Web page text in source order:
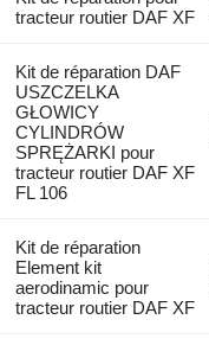
tracteur routier DAF XF
Kit de réparation DAF
USZCZELKA
GŁOWICY
CYLINDRÓW
SPRĘŻARKI pour
tracteur routier DAF XF
FL 106
Kit de réparation
Element kit
aerodinamic pour
tracteur routier DAF XF